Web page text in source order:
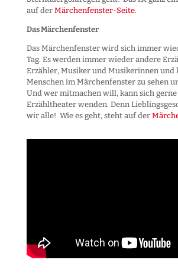
auf der Märchenfenster-Seite.
Das Märchenfenster
Das Märchenfenster wird sich immer
Tag. Es werden immer wieder andere
Erzähler, Musiker und Musikerinnen und
Menschen im Märchenfenster zu sehen
Und wer mitmachen will, kann sich gerne
Erzähltheater wenden. Denn
wir alle! Wie es geht, steht auf der